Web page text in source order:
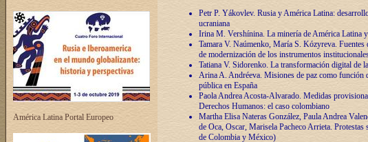
América Latina Portal Europeo
Petr P. Yákovlev. Rusia y América Latina:
ucraniana
Irina M. Vershínina. La minería de América Latina
Tamara V. Naúmenko, María S. Kózyreva. Fuentes
de modernización de los instrumentos
Tatiana V. Sidorenko. La transformación digital de
Arina A. Andréeva. Misiones de paz como función
pública en España
Paola Andrea Acosta-Alvarado. Medidas
Derechos Humanos: el caso colombiano
Martha Elisa Nateras González, Paula Andrea
de Oca, Oscar, Marisela Pacheco Arrieta. Protestas
de Colombia y México)